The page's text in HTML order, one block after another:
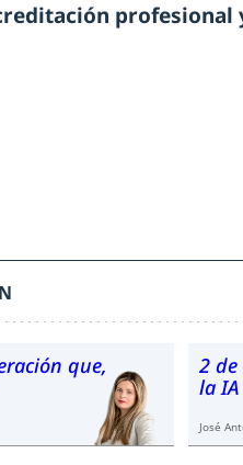
profesional
que,
2
la
José